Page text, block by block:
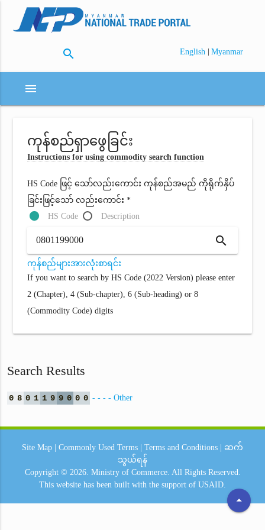
search English | Myanmar
menu
ကုန်စည်ရှာဖွေခြင်း
Instructions for using commodity search function
HS Code ဖြင့် သော်လည်းကောင်း ကုန်စည်အမည် ကိုရိုက်နှိပ်
ခြင်းဖြင့်သော် လည်းကောင်း *
HS Code
Description
search
ကုန်စည်များအားလုံးစာရင်း
If you want to search by HS Code (2022 Version) please enter
2 (Chapter), 4 (Sub-chapter), 6 (Sub-heading) or 8
(Commodity Code) digits
Search Results
0 8 0 1 1 9 9 0 0 0 - - - - Other
arrow_drop_up
Site Map Commonly Used Terms Terms and Conditions
ဆက်
သွယ်ရန်
Copyright © 2026. Ministry of Commerce. All Rights Reserved.
This website has been built with the support of USAID.